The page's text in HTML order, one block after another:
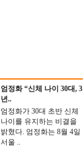
엄정화 “신체 나이 30대, 3
년..
엄정화가 30대 초반 신체
나이를 유지하는 비결을
밝혔다. 엄정화는 8월 4일
서울 ..